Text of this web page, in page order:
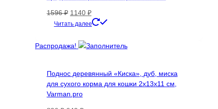
1596₽ Первоначальная
цена
1596 ₽.
1140 ₽Текущая
цена:
Читать далее
Распродажа!
Поднос деревянный «Киска», дуб, миска
для сухого корма для кошки 2х13х11 см,
Varman.pro